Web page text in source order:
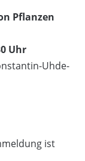
Pflanzen
Uhr
Uhde-
ist